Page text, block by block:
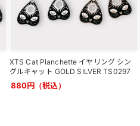
XTS Cat Planchette イヤリング シン
グルキャット GOLD SILVER TS0297
880円（税込）